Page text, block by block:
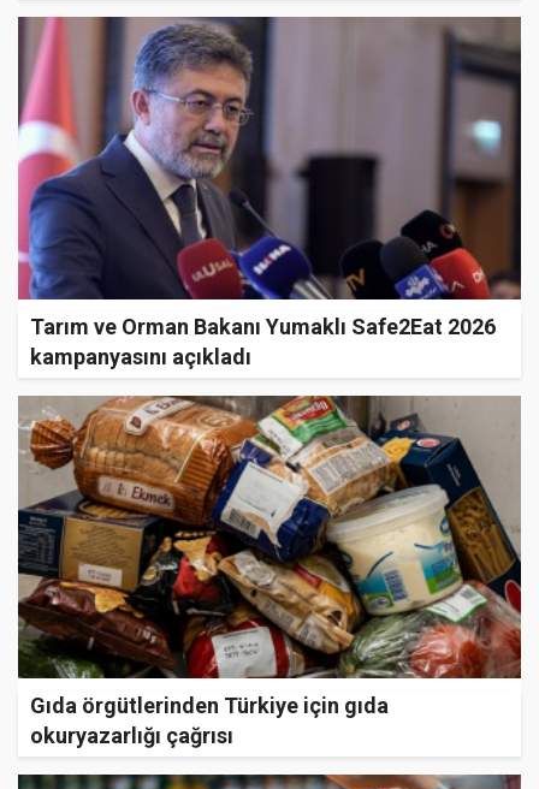
Tarım ve Orman Bakanı Yumaklı Safe2Eat 2026
kampanyasını açıkladı
Gıda örgütlerinden Türkiye için gıda
okuryazarlığı çağrısı